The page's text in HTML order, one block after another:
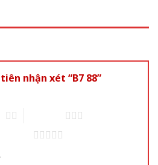
nhận xét “B7 88”